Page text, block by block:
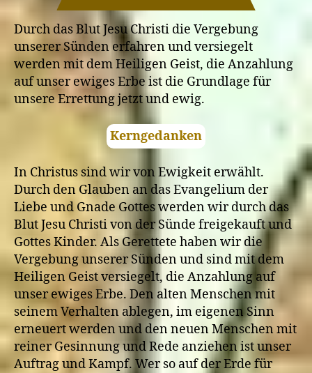
verloren
gehen?
Durch das Blut Jesu Christi die Vergebung
unserer Sünden erfahren und versiegelt
werden mit dem Heiligen Geist, die Anzahlung
auf unser ewiges Erbe ist die Grundlage für
unsere Errettung jetzt und ewig.
Kerngedanken
In Christus sind wir von Ewigkeit erwählt.
Durch den Glauben an das Evangelium der
Liebe und Gnade Gottes werden wir durch das
Blut Jesu Christi von der Sünde freigekauft und
Gottes Kinder. Als Gerettete haben wir die
Vergebung unserer Sünden und sind mit dem
Heiligen Geist versiegelt, die Anzahlung auf
unser ewiges Erbe. Den alten Menschen mit
seinem Verhalten ablegen, im eigenen Sinn
erneuert werden und den neuen Menschen mit
reiner Gesinnung und Rede anziehen ist unser
Auftrag und Kampf. Wer so auf der Erde für